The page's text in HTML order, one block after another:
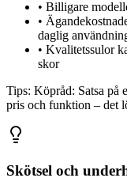
• Billigare
•
daglig
• Kvalitetssulor
skor
Tips: Köpråd: Satsa på
pris och funktion – det
Skötsel och